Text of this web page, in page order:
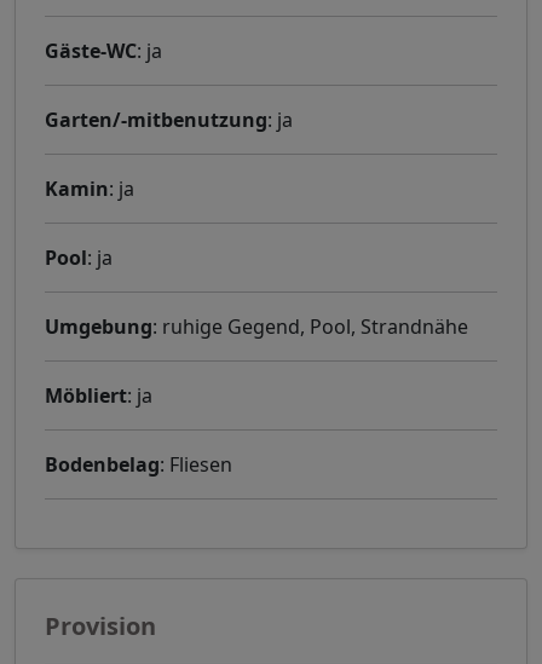
Gäste-WC: ja
Garten/-mitbenutzung: ja
Kamin: ja
Pool: ja
Umgebung: ruhige Gegend, Pool, Strandnähe
Möbliert: ja
Bodenbelag: Fliesen
Provision